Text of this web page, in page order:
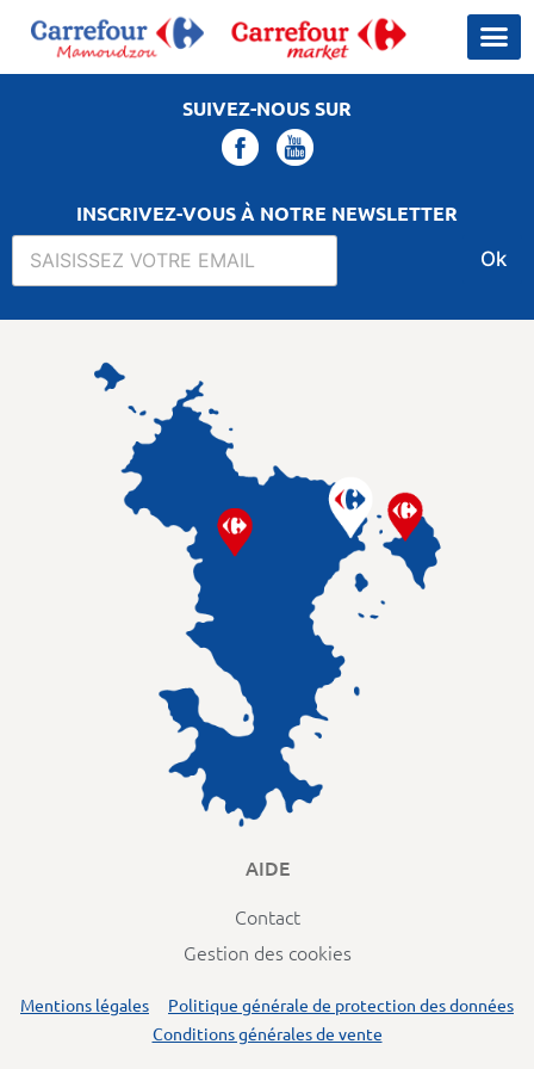
SUIVEZ-NOUS SUR
INSCRIVEZ-VOUS À NOTRE NEWSLETTER
Ok
AIDE
Contact
Gestion des cookies
Mentions légales
Politique générale de protection des données
Conditions générales de vente